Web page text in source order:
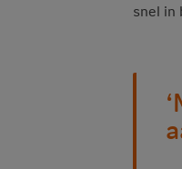
snel in